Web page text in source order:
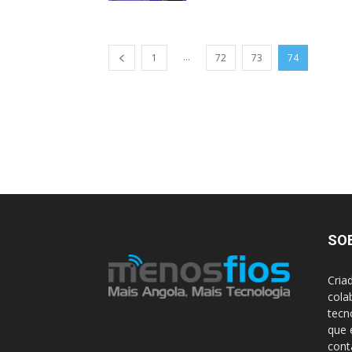
1 ... 72 73 74
que